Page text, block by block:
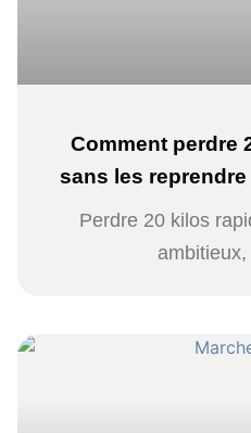
Comment perdre
sans les
Perdre 20 kilos